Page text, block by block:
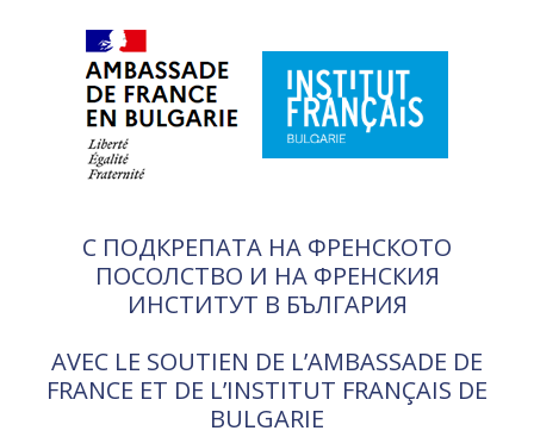
С ПОДКРЕПАТА НА ФРЕНСКОТО
ПОСОЛСТВО И НА ФРЕНСКИЯ
ИНСТИТУТ В БЪЛГАРИЯ
AVEC LE SOUTIEN DE L’AMBASSADE DE
FRANCE ET DE L’INSTITUT FRANÇAIS DE
BULGARIE